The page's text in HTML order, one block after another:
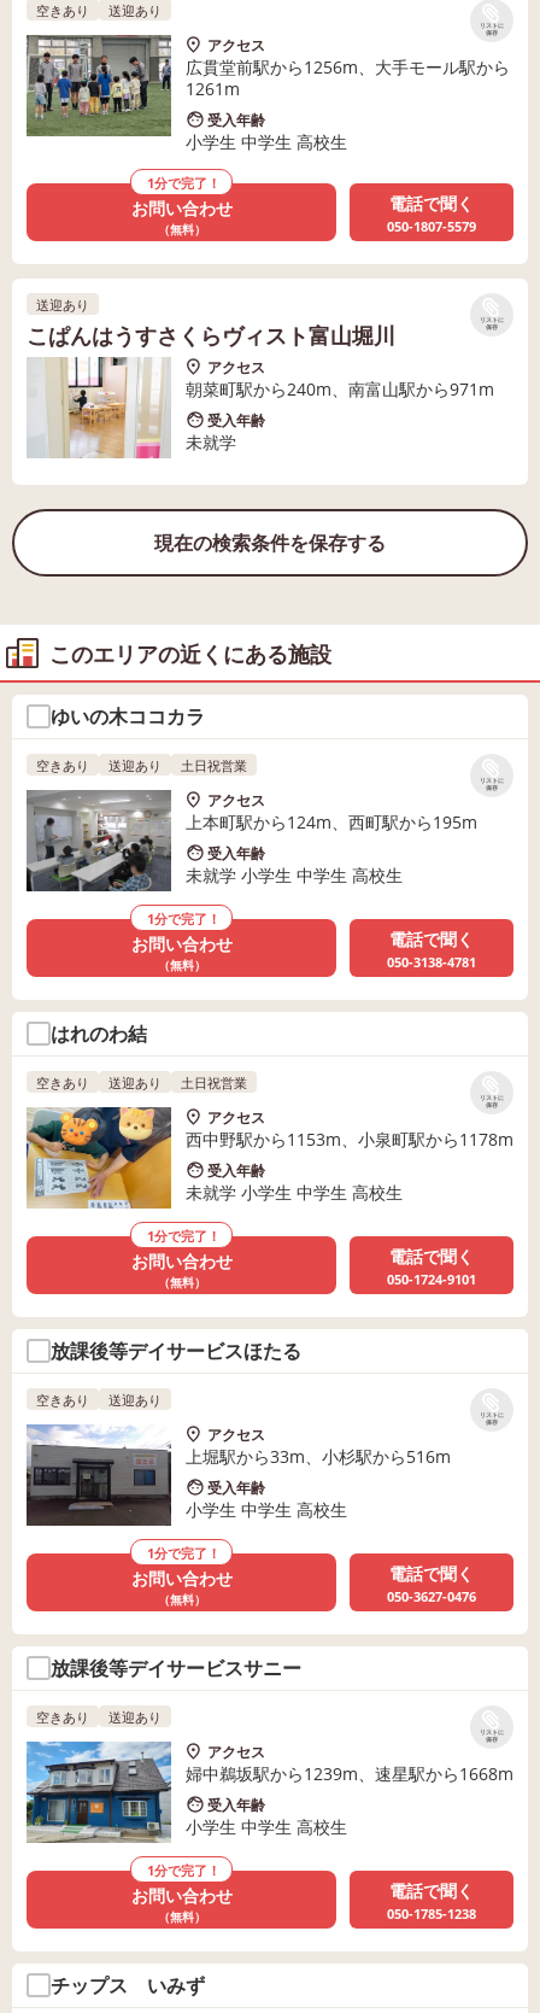
リストに
保存
空きあり 送迎あり
アクセス
広貫堂前駅から1256m、大手モール駅から
1261m
受入年齢
小学生 中学生 高校生
1分で完了！
お問い合わせ
（無料）
電話で聞く
050-1807-5579
リストに
保存
送迎あり
こぱんはうすさくらヴィスト富山堀川
アクセス
朝菜町駅から240m、南富山駅から971m
受入年齢
未就学
現在の検索条件を保存する
このエリアの近くにある施設
ゆいの木ココカラ
リストに
保存
空きあり 送迎あり 土日祝営業
アクセス
上本町駅から124m、西町駅から195m
受入年齢
未就学 小学生 中学生 高校生
1分で完了！
お問い合わせ
（無料）
電話で聞く
050-3138-4781
はれのわ結
リストに
保存
空きあり 送迎あり 土日祝営業
アクセス
西中野駅から1153m、小泉町駅から1178m
受入年齢
未就学 小学生 中学生 高校生
1分で完了！
お問い合わせ
（無料）
電話で聞く
050-1724-9101
放課後等デイサービスほたる
リストに
保存
空きあり 送迎あり
アクセス
上堀駅から33m、小杉駅から516m
受入年齢
小学生 中学生 高校生
1分で完了！
お問い合わせ
（無料）
電話で聞く
050-3627-0476
放課後等デイサービスサニー
リストに
保存
空きあり 送迎あり
アクセス
婦中鵜坂駅から1239m、速星駅から1668m
受入年齢
小学生 中学生 高校生
1分で完了！
お問い合わせ
（無料）
電話で聞く
050-1785-1238
チップス いみず